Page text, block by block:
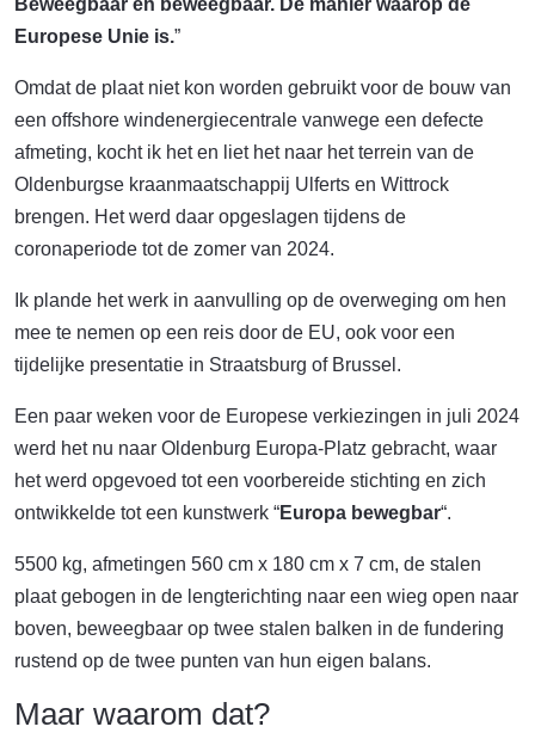
Beweegbaar en beweegbaar. De manier waarop de
Europese Unie is.”
Omdat de plaat niet kon worden gebruikt voor de bouw van
een offshore windenergiecentrale vanwege een defecte
afmeting, kocht ik het en liet het naar het terrein van de
Oldenburgse kraanmaatschappij Ulferts en Wittrock
brengen. Het werd daar opgeslagen tijdens de
coronaperiode tot de zomer van 2024.
Ik plande het werk in aanvulling op de overweging om hen
mee te nemen op een reis door de EU, ook voor een
tijdelijke presentatie in Straatsburg of Brussel.
Een paar weken voor de Europese verkiezingen in juli 2024
werd het nu naar Oldenburg Europa-Platz gebracht, waar
het werd opgevoed tot een voorbereide stichting en zich
ontwikkelde tot een kunstwerk “Europa bewegbar“.
5500 kg, afmetingen 560 cm x 180 cm x 7 cm, de stalen
plaat gebogen in de lengterichting naar een wieg open naar
boven, beweegbaar op twee stalen balken in de fundering
rustend op de twee punten van hun eigen balans.
Maar waarom dat?